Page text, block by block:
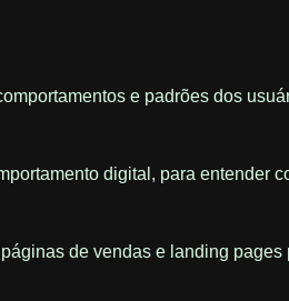
e padrões dos
digital, para entender
de vendas e landing